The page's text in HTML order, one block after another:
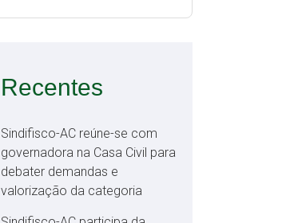
Recentes
Sindifisco-AC reúne-se com
governadora na Casa Civil para
debater demandas e
valorização da categoria